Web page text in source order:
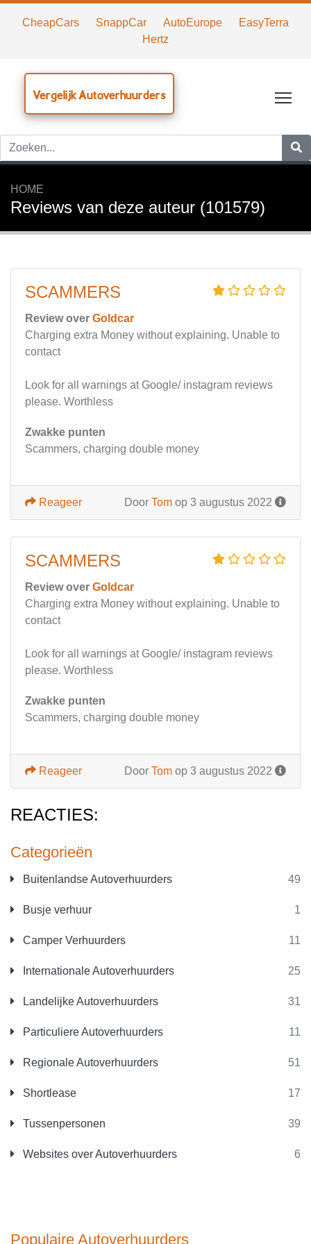
CheapCars SnappCar AutoEurope
EasyTerra
Hertz
Vergelijk Autoverhuurders
HOME
Reviews van deze auteur (101579)
Categorieën
Buitenlandse Autoverhuurders 49
Busje verhuur 1
Camper Verhuurders 11
Internationale Autoverhuurders 25
Landelijke Autoverhuurders 31
Particuliere Autoverhuurders 11
Regionale Autoverhuurders 51
Shortlease 17
Tussenpersonen 39
Websites over Autoverhuurders 6
Populaire Autoverhuurders
SCAMMERS
Review over Goldcar
Charging extra Money without explaining. Unable to
contact
Look for all warnings at Google/ instagram reviews
please. Worthless
Zwakke punten
Scammers, charging double money
Door Tom op 3 augustus 2022
Reageer
SCAMMERS
Review over Goldcar
Charging extra Money without explaining. Unable to
contact
Look for all warnings at Google/ instagram reviews
please. Worthless
Zwakke punten
Scammers, charging double money
Door Tom op 3 augustus 2022
Reageer
REACTIES: